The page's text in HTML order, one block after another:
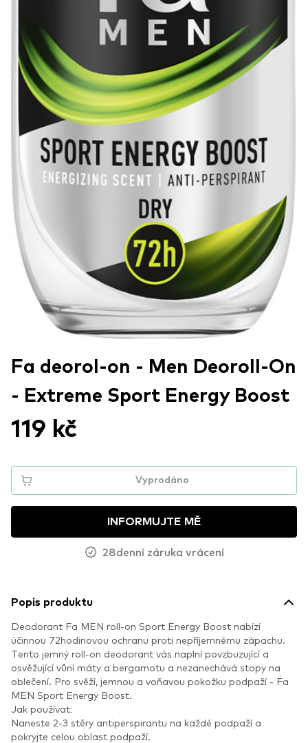
Fa deorol-on - Men Deoroll-On
- Extreme Sport Energy Boost
119 kč
Vyprodáno
INFORMUJTE MĚ
28denní záruka vrácení
Popis produktu
Deodorant Fa MEN roll-on Sport Energy Boost nabízí
účinnou 72hodinovou ochranu proti nepříjemnému zápachu.
Tento jemný roll-on deodorant vás naplní povzbuzující a
osvěžující vůní máty a bergamotu a nezanechává stopy na
oblečení. Pro svěží, jemnou a voňavou pokožku podpaží - Fa
MEN Sport Energy Boost.
Jak používat:
Naneste 2-3 stěry antiperspirantu na každé podpaží a
pokryjte celou oblast podpaží.